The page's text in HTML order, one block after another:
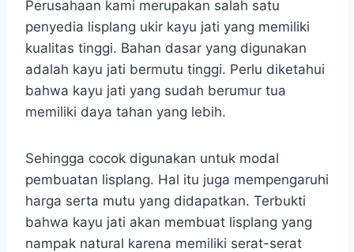
Perusahaan kami merupakan salah satu
penyedia lisplang ukir kayu jati yang memiliki
kualitas tinggi. Bahan dasar yang digunakan
adalah kayu jati bermutu tinggi. Perlu diketahui
bahwa kayu jati yang sudah berumur tua
memiliki daya tahan yang lebih.
Sehingga cocok digunakan untuk modal
pembuatan lisplang. Hal itu juga mempengaruhi
harga serta mutu yang didapatkan. Terbukti
bahwa kayu jati akan membuat lisplang yang
nampak natural karena memiliki serat-serat